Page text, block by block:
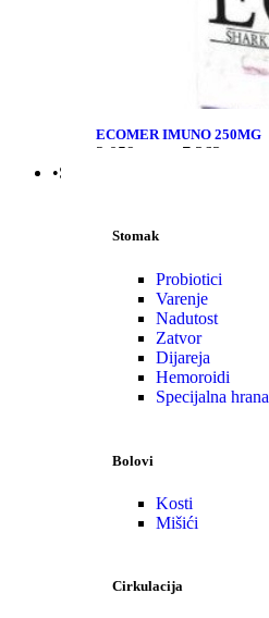
ECOMER IMUNO 250MG
2.059 7.363
•Stomak | Bol | Cirkulacija
Stomak
Probiotici
Varenje
Nadutost
Zatvor
Dijareja
Hemoroidi
Specijalna hrana
Bolovi
Kosti
Mišići
Cirkulacija